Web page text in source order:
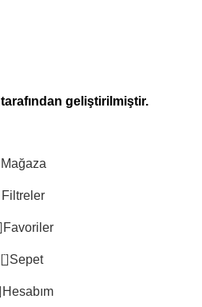
tarafından geliştirilmiştir.
Mağaza
Filtreler
Favoriler
0 Sepet
Hesabım